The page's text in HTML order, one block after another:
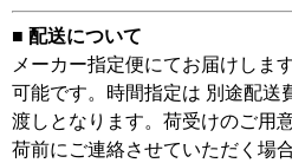
■ 配送について
メーカー指定便にてお届けしま
可能です。時間指定は 別途配送
渡しとなります。荷受けのご用
荷前にご連絡させていただく場